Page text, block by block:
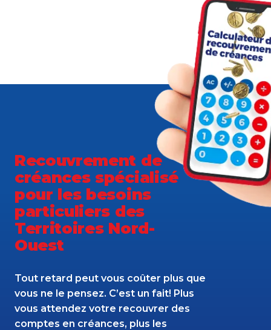
Recouvrement de
créances spécialisé
pour les besoins
particuliers des
Territoires Nord-
Ouest
Tout retard peut vous coûter plus que
vous ne le pensez. C’est un fait! Plus
vous attendez votre recouvrer des
comptes en créances, plus les